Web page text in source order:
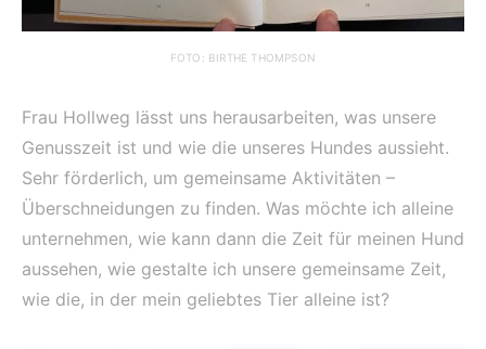
FOTO: BIRTHE THOMPSON
Frau Hollweg lässt uns herausarbeiten, was unsere
Genusszeit ist und wie die unseres Hundes aussieht.
Sehr förderlich, um gemeinsame Aktivitäten –
Überschneidungen zu finden. Was möchte ich alleine
unternehmen, wie kann dann die Zeit für meinen Hund
aussehen, wie gestalte ich unsere gemeinsame Zeit,
wie die, in der mein geliebtes Tier alleine ist?